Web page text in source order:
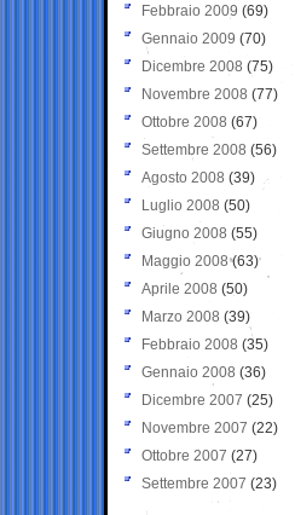
Febbraio 2009 (69)
Gennaio 2009 (70)
Dicembre 2008 (75)
Novembre 2008 (77)
Ottobre 2008 (67)
Settembre 2008 (56)
Agosto 2008 (39)
Luglio 2008 (50)
Giugno 2008 (55)
Maggio 2008(63)
Aprile 2008 (50)
Marzo 2008 (39)
Febbraio 2008 (35)
Gennaio 2008 (36)
Dicembre 2007 (25)
Novembre 2007 (22)
Ottobre 2007 (27)
Settembre 2007 (23)